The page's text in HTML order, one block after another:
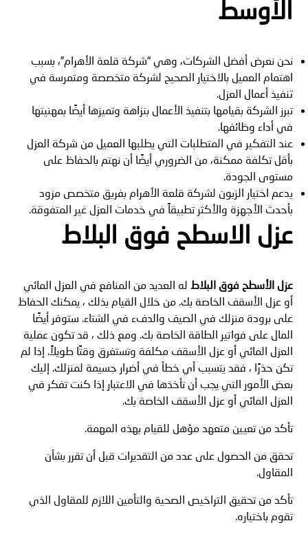
الأوسط
نحن نعرض أفضل الشركات، وهي “شركة قلعة الأهرام”، بسبب
اهتمام العميل بالاختيار الصحيح لشركة متخصصة ومتمرسة في
تنفيذ أعمال العزل.
تبرز الشركة بقيامها بتنفيذ الأعمال بنزاهة وتميزها أيضًا بمهنيتها
في أداء وظائفها.
عند التفكير في المتطلبات التي يطلبها العميل من شركة العزل
بأقل تكلفة ممكنة، من الضروري أيضًا أن نهتم بالحفاظ على
مستوى الجودة.
يدعم اختيار الزبون لشركة قلعة الأهرام بفريق متخصص مزود
بأحدث الأجهزة والأكثر تطبيقاً في خدمات العزل غير المتفوقة.
عزل الاسطح فوق البلاط
عزل الأسطح فوق البلاط له العديد من المنافع في العزل المائي
أو عزل الأسقف الخاصة بك. من خلال القيام بذلك ، يمكنك الحفاظ
على برودة منزلك في الصيف والدفء في الشتاء. ستوفر أيضًا
المال على فواتير الطاقة الخاصة بك. ومع ذلك ، قد تكون عملية
العزل المائي أو عزل الأسقف مكلفة وتستغرق وقتًا طويلاً. إذا لم
تكن حذرًا ، فقد يتسبب أي خطأ في أضرار جسيمة لمنزلك. إليك
بعض الأمور التي يجب أن تأخذها في الاعتبار إذا كنت تفكر في
العزل المائي أو عزل الأسقف الخاصة بك.
تأكد من تعيين متعهد مؤهل للقيام بهذه المهمة.
تحقق من الحصول على عدد من التقديرات قبل أن تقرر بشأن
المقاول.
تأكد من تحقيق التراخيص الصحية والتأمين اللازم للمقاول الذي
تقوم باختياره.